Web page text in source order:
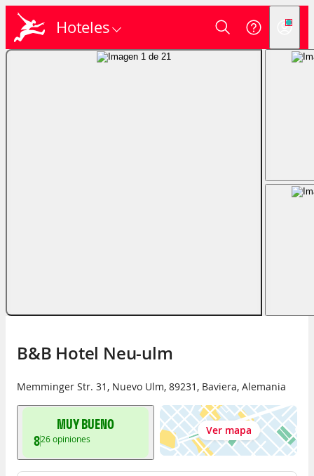
Hoteles
B&B Hotel Neu-ulm
Memminger Str. 31 , Nuevo Ulm, 89231 , Baviera, Alemania
MUY BUENO
826opiniones
Ver mapa